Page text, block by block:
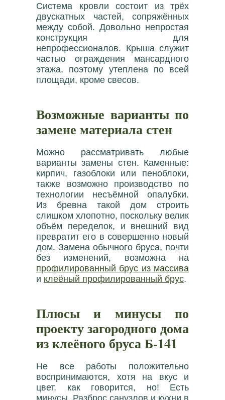
Система кровли состоит из трёх
двускатных частей, сопряжённых
между собой. Довольно непростая
конструкция для
непрофессионалов. Крыша служит
частью ограждения мансардного
этажа, поэтому утеплена по всей
площади, кроме свесов.
Возможные варианты по
замене материала стен
Можно рассматривать любые
варианты замены стен. Каменные:
кирпич, газоблоки или пеноблоки,
также возможно производство по
технологии несъёмной опалубки.
Из бревна такой дом строить
слишком хлопотно, поскольку велик
объём переделок, и внешний вид
превратит его в совершенно новый
дом. Замена обычного бруса, почти
без изменений, возможна на
профилированный брус из массива
и клеёный профилированный брус.
Плюсы и минусы по
проекту загородного дома
из клеёного бруса Б-141
Не все работы положительно
воспринимаются, хотя на вкус и
цвет, как говорится, но! Есть
минусы. Разброс санузлов и кухни в